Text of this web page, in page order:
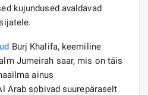
kujundused avaldavad
Burj Khalifa, keemiline
Jumeirah saar, mis on täis
ainus
Arab sobivad suurepäraselt